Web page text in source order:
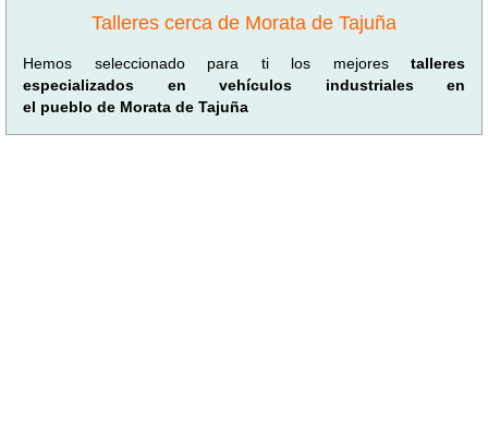
Talleres cerca de Morata de Tajuña
Hemos seleccionado para ti los mejores talleres
especializados en vehículos industriales en
el pueblo de Morata de Tajuña